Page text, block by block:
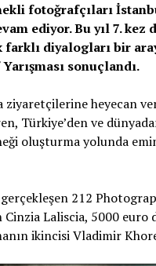
fotoğrafçıları
ediyor. Bu yıl 7. kez
diyalogları bir
sonuçlandı.
ziyaretçilerine heyecan
Türkiye’den ve
oluşturma yolunda
212
Laliscia, 5000
ikincisi Vladimir